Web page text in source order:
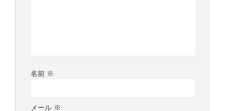
名前 ※
メール ※